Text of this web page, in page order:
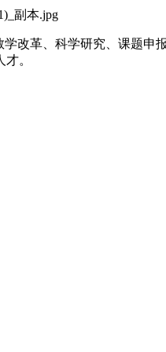
改革、科学研究、课题申
。